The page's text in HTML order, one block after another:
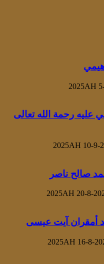
عليه رحمة الله تعالى
صالح ناصر
أمقران آيت عيسى